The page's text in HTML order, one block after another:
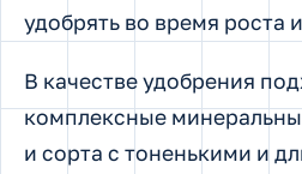
удобрять во время роста
В качестве удобрения
комплексные
и сорта с тоненькими и